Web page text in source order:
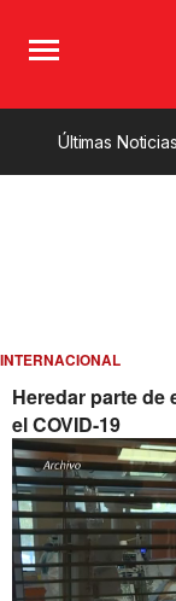
Últimas Noticias
INTERNACIONAL
Heredar parte de
el COVID-19